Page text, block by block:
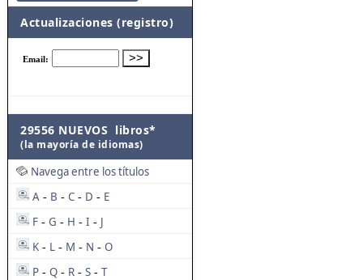
Actualizaciones (registro)
29556 NUEVOS libros*
(la mayoría de idiomas)
Navega entre los títulos
A - B - C - D - E
F - G - H - I - J
K - L - M - N - O
P - Q - R - S - T